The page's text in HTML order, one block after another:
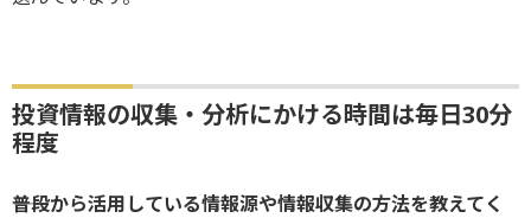
投資情報の収集・分析にかける時間は毎日30分
程度
――普段から活用している情報源や情報収集の方法を教えてく